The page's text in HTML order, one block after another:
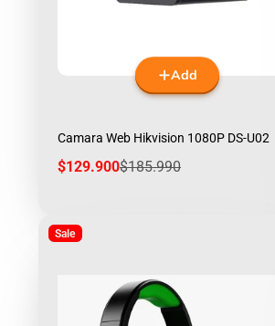
Add
Camara Web Hikvision 1080P DS-U02
Sale
$129.900Regular
$185.990
Sale